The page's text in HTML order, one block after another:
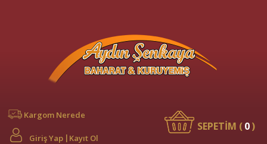
Kargom Nerede
Giriş Yap Kayıt Ol
SEPETİM (0)